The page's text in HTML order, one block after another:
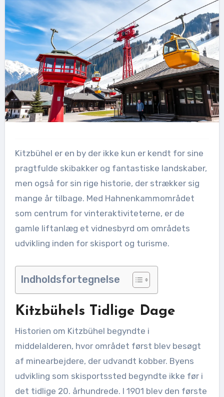
Kitzbühel er en by der ikke kun er kendt for sine
pragtfulde skibakker og fantastiske landskaber,
men også for sin rige historie, der strækker sig
mange år tilbage. Med Hahnenkammområdet
som centrum for vinteraktiviteterne, er de
gamle liftanlæg et vidnesbyrd om områdets
udvikling inden for skisport og turisme.
Indholdsfortegnelse
Kitzbühels Tidlige Dage
Historien om Kitzbühel begyndte i
middelalderen, hvor området først blev besøgt
af minearbejdere, der udvandt kobber. Byens
udvikling som skisportssted begyndte ikke før i
det tidlige 20. århundrede. I 1901 blev den første